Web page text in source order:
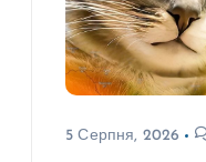
5 Серпня, 2026